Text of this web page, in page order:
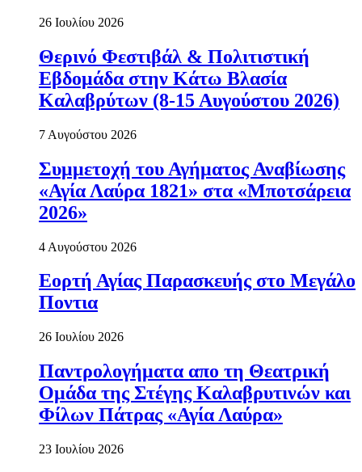
26 Ιουλίου 2026
Θερινό Φεστιβάλ & Πολιτιστική
Εβδομάδα στην Κάτω Βλασία
Καλαβρύτων (8-15 Αυγούστου 2026)
7 Αυγούστου 2026
Συμμετοχή του Αγήματος Αναβίωσης
«Αγία Λαύρα 1821» στα «Μποτσάρεια
2026»
4 Αυγούστου 2026
Εορτή Αγίας Παρασκευής στο Μεγάλο
Ποντια
26 Ιουλίου 2026
Παντρολογήματα απο τη Θεατρική
Ομάδα της Στέγης Καλαβρυτινών και
Φίλων Πάτρας «Αγία Λαύρα»
23 Ιουλίου 2026